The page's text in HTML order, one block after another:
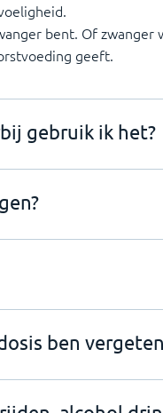
bent. Of zwanger
geeft.
gebruik ik het?
ben